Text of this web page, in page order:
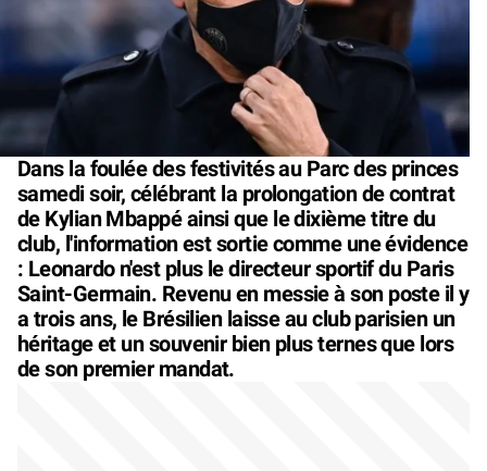
Dans la foulée des festivités au Parc des princes
samedi soir, célébrant la prolongation de contrat
de Kylian Mbappé ainsi que le dixième titre du
club, l'information est sortie comme une évidence
: Leonardo n'est plus le directeur sportif du Paris
Saint-Germain. Revenu en messie à son poste il y
a trois ans, le Brésilien laisse au club parisien un
héritage et un souvenir bien plus ternes que lors
de son premier mandat.